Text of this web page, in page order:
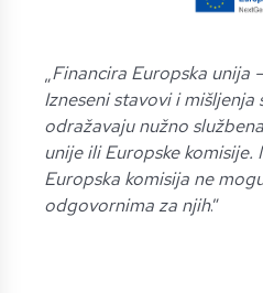
„Financira Europska unija
Izneseni stavovi i
odražavaju nužno
unije ili Europske komisije.
Europska komisija ne
odgovornima za njih.”